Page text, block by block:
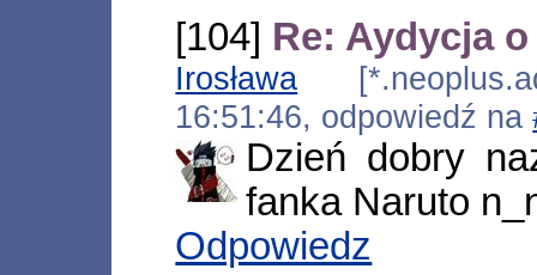
[104] Re: Aydycja
Irosława
16:51:46, odpowiedź na
Dzień dobry
fanka Naruto
Odpowiedz